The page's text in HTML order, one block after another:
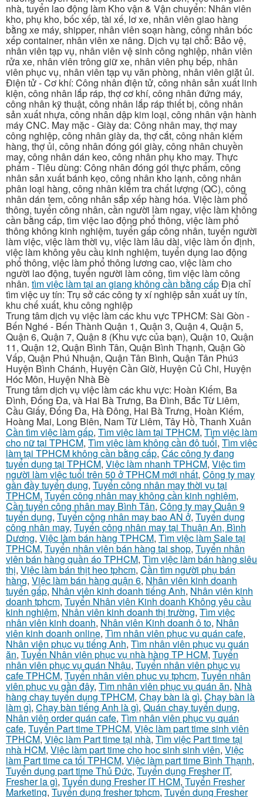
nhà, tuyển lao động làm Kho vận & Vận chuyển: Nhân viên
kho, phụ kho, bốc xếp, tài xế, lơ xe, nhân viên giao hàng
bằng xe máy, shipper, nhân viên soạn hàng, công nhân bốc
xếp container, nhân viên xe nâng. Dịch vụ tại chỗ: Bảo vệ,
nhân viên tạp vụ, nhân viên vệ sinh công nghiệp, nhân viên
rửa xe, nhân viên trông giữ xe, nhân viên phụ bếp, nhân
viên phục vụ, nhân viên tạp vụ văn phòng, nhân viên giặt ủi.
Điện tử - Cơ khí: Công nhân điện tử, công nhân sản xuất linh
kiện, công nhân lắp ráp, thợ cơ khí, công nhân đứng máy,
công nhân kỹ thuật, công nhân lắp ráp thiết bị, công nhân
sản xuất nhựa, công nhân dập kim loại, công nhân vận hành
máy CNC. May mặc - Giày da: Công nhân may, thợ may
công nghiệp, công nhân giày da, thợ cắt, công nhân kiểm
hàng, thợ ủi, công nhân đóng gói giày, công nhân chuyền
may, công nhân dán keo, công nhân phụ kho may. Thực
phẩm - Tiêu dùng: Công nhân đóng gói thực phẩm, công
nhân sản xuất bánh kẹo, công nhân kho lạnh, công nhân
phân loại hàng, công nhân kiểm tra chất lượng (QC), công
nhân dán tem, công nhân sắp xếp hàng hóa. Việc làm phổ
thông, tuyển công nhân, cần người làm ngay, việc làm không
cần bằng cấp, tìm việc lao động phổ thông, việc làm phổ
thông không kinh nghiệm, tuyển gấp công nhân, tuyển người
làm việc, việc làm thời vụ, việc làm lâu dài, việc làm ổn định,
việc làm không yêu cầu kinh nghiệm, tuyển dụng lao động
phổ thông, việc làm phổ thông lương cao, việc làm cho
người lao động, tuyển người làm công, tìm việc làm công
nhân. tìm việc làm tại an giang không cần bằng cấpĐịa chỉ
tìm việc uy tín: Trụ sở các công ty xí nghiệp sản xuất uy tín,
khu chế xuất, khu công nghiệp
Trung tâm dịch vụ việc làm các khu vực TPHCM: Sài Gòn -
Bến Nghé - Bến Thành Quận 1, Quận 3, Quận 4, Quận 5,
Quận 6, Quận 7, Quận 8 (Khu vực của bạn), Quận 10, Quận
11, Quận 12, Quận Bình Tân, Quận Bình Thạnh, Quận Gò
Vấp, Quận Phú Nhuận, Quận Tân Bình, Quận Tân Phú3
Huyện Bình Chánh, Huyện Cần Giờ, Huyện Củ Chi, Huyện
Hóc Môn, Huyện Nhà Bè
Trung tâm dịch vụ việc làm các khu vực: Hoàn Kiếm, Ba
Đình, Đống Đa, và Hai Bà Trưng, Ba Đình, Bắc Từ Liêm,
Cầu Giấy, Đống Đa, Hà Đông, Hai Bà Trưng, Hoàn Kiếm,
Hoàng Mai, Long Biên, Nam Từ Liêm, Tây Hồ, Thanh Xuân
Cần tìm việc làm gấp, Tìm việc làm tại TPHCM, Tìm việc làm
cho nữ tại TPHCM, Tìm việc làm không cần độ tuổi, Tìm việc
làm tại TPHCM không cần bằng cấp, Các công ty đang
tuyển dụng tại TPHCM, Việc làm nhanh TPHCM, Việc tìm
người làm việc tuổi trên 50 ở TPHCM mới nhất, Công ty may
gần đầy tuyển dụng, Tuyển công nhân may thời vụ tại
TPHCM, Tuyển công nhân may không cần kinh nghiệm,
Cần tuyển công nhân may Bình Tân, Công ty may Quận 9
tuyển dụng, Tuyển công nhân may bao AN ở, Tuyển dụng
công nhân may, Tuyển công nhân may tại Thuận An, Bình
Dương, Việc làm bán hàng TPHCM, Tìm việc làm Sale tại
TPHCM, Tuyển nhân viên bán hàng tại shop, Tuyển nhân
viên bán hàng quần áo TPHCM, Tìm việc làm bán hàng siêu
thị, Việc làm bán thịt heo tphcm, Cần tìm người phụ bán
hàng, Việc làm bán hàng quận 6, Nhân viên kinh doanh
tuyển gấp, Nhân viên kinh doanh tiếng Anh, Nhân viên kinh
doanh tphcm, Tuyển Nhân viên Kinh doanh Không yêu cầu
kinh nghiệm, Nhân viên kinh doanh thị trường, Tìm việc
nhân viên kinh doanh, Nhân viên Kinh doanh ô to, Nhân
viên kinh doanh online, Tìm nhân viên phục vụ quán cafe,
Nhân viên phục vụ tiếng Anh, Tìm nhân viên phục vụ quán
ăn, Tuyển Nhân viên phục vụ nhà hàng TP HCM, Tuyển
nhân viên phục vụ quán Nhậu, Tuyển nhân viên phục vụ
cafe TPHCM, Tuyển nhân viên phục vụ tphcm, Tuyển nhân
viên phục vụ gần đây, Tìm nhân viên phục vụ quán ăn, Nhà
hàng chay tuyển dụng TPHCM, Chạy bàn là gì, Chạy bàn là
làm gì, Chạy bàn tiếng Anh là gì, Quán chay tuyển dụng,
Nhân viên order quán cafe, Tìm nhân viên phục vụ quán
cafe, Tuyển Part time TPHCM, Việc làm part time sinh viên
TPHCM, Việc làm Part time tại nhà, Tìm việc Part time tại
nhà HCM, Việc làm part time cho học sinh sinh viên, Việc
làm Part time ca tối TPHCM, Việc làm part time Bình Thạnh,
Tuyển dụng part time Thủ Đức, Tuyển dụng Fresher IT,
Fresher la gì, Tuyển dụng Fresher IT HCM, Tuyển Fresher
Marketing, Tuyển dụng fresher tphcm, Tuyển dụng Fresher